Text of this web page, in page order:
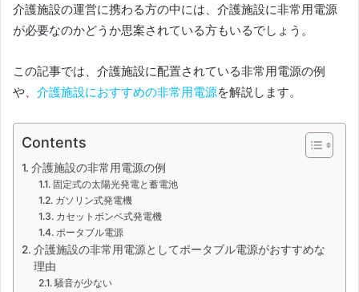
介護施設の運営に携わる方の中には、介護施設に非常用電源
が必要なのかどうか思案されている方もいるでしょう。
この記事では、介護施設に配置されている非常用電源の例
や、 介護施設におすすめの非常用電源を解説します。
Contents
介護施設の非常用電源の例
固定式の太陽光発電と蓄電池
ガソリン式発電機
カセットボンベ式発電機
ポータブル電源
介護施設の非常用電源としてポータブル電源がおすすめな
理由
騒音が少ない